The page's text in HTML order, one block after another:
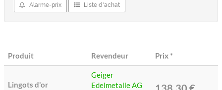
Alarme-prix Liste d'achat
Produit Revendeur Prix*
Lingots d'or
Geiger
Edelmetalle AG